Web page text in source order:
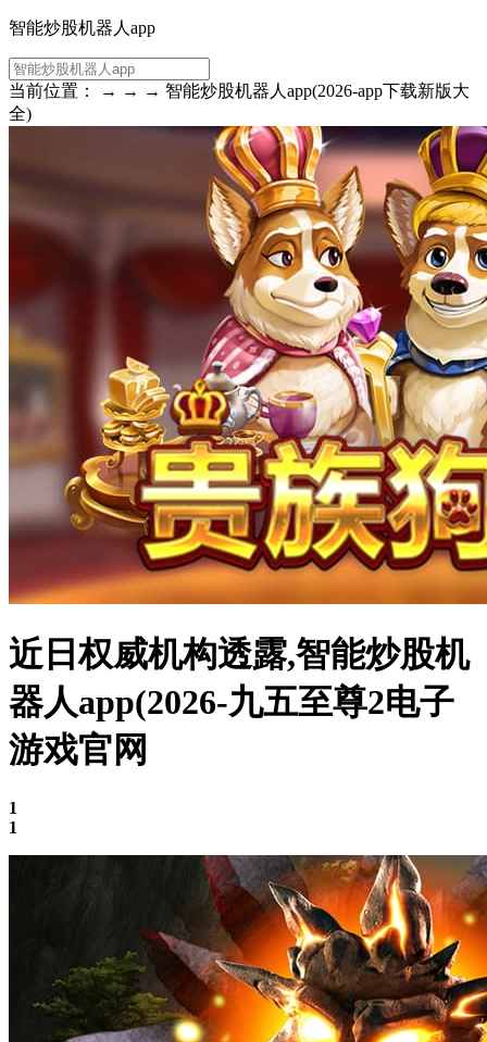
智能炒股机器人app
当前位置： → → → 智能炒股机器人app(2026-app下载新版大
全)
近日权威机构透露,智能炒股机
器人app(2026-九五至尊2电子
游戏官网
1
1